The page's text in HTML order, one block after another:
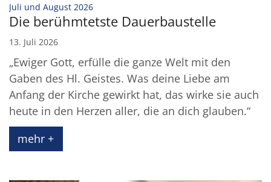
Juli und August 2026:
Die berühmtetste Dauerbaustelle
13. Juli 2026
„Ewiger Gott, erfülle die ganze Welt mit den
Gaben des Hl. Geistes. Was deine Liebe am
Anfang der Kirche gewirkt hat, das wirke sie auch
heute in den Herzen aller, die an dich glauben.“
mehr +